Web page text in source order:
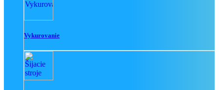
Vykurovanie